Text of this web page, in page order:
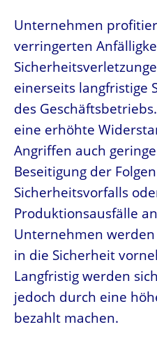
Unternehmen
verringerten
einerseits langfristige
des
eine erhöhte
Angriffen auch
Beseitigung der
Sicherheitsvorfalls
Produktionsausfälle
Unternehmen
in die Sicherheit
Langfristig werden
jedoch durch eine
bezahlt machen.